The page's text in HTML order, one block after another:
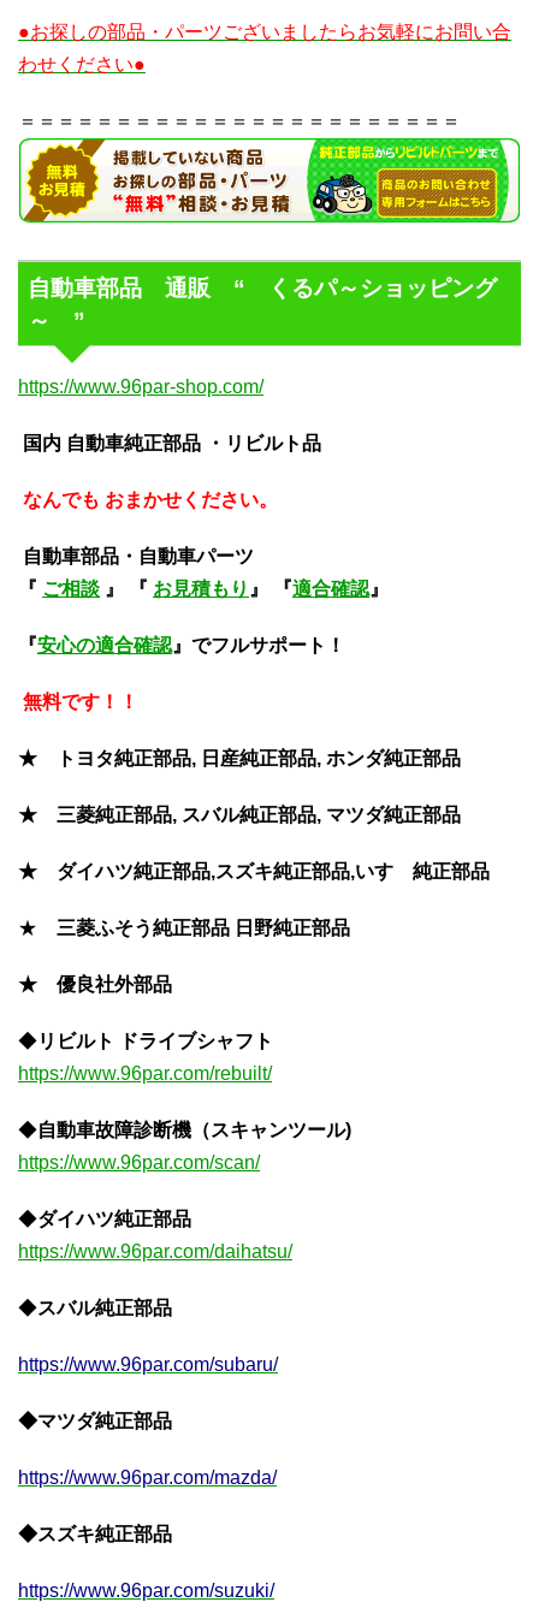
●お探しの部品・パーツございましたらお気軽にお問い合
わせください●
＝＝＝＝＝＝＝＝＝＝＝＝＝＝＝＝＝＝＝＝＝＝＝
自動車部品 通販 “ くるパ～ショッピング
～ ”
https://www.96par-shop.com/
国内 自動車純正部品 ・リビルト品
なんでも おまかせください。
自動車部品・自動車パーツ
『 ご相談 』 『 お見積もり 』 『適合確認 』
『安心の適合確認 』でフルサポート！
無料です！！
★ トヨタ純正部品, 日産純正部品, ホンダ純正部品
★ 三菱純正部品, スバル純正部品, マツダ純正部品
★ ダイハツ純正部品,スズキ純正部品,いすゞ純正部品
★ 三菱ふそう純正部品 日野純正部品
★ 優良社外部品
◆リビルト ドライブシャフト
https://www.96par.com/rebuilt/
◆自動車故障診断機（スキャンツール)
https://www.96par.com/scan/
◆ダイハツ純正部品
https://www.96par.com/daihatsu/
◆スバル純正部品
https://www.96par.com/subaru/
◆マツダ純正部品
https://www.96par.com/mazda/
◆スズキ純正部品
https://www.96par.com/suzuki/